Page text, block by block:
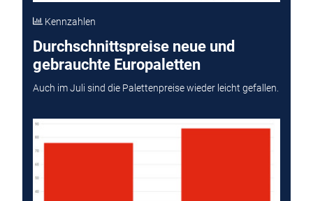
Kennzahlen
Durchschnittspreise neue und
gebrauchte Europaletten
Auch im Juli sind die Palettenpreise wieder leicht gefallen.